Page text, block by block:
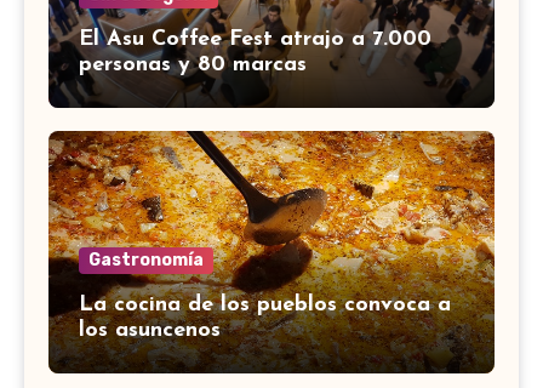
El Asu Coffee Fest atrajo a 7.000
personas y 80 marcas
Gastronomía
La cocina de los pueblos convoca a
los asuncenos